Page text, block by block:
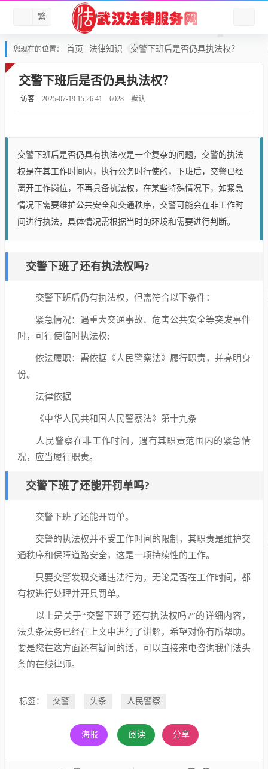
繁
您现在的位置： 首页 法律知识 交警下班后是否仍具执法权？
交警下班后是否仍具执法权？
访客 2025-07-19 15:26:41 6028 默认
交警下班后是否仍具有执法权是一个复杂的问题，交警的执法
权是在其工作时间内，执行公务时行使的，下班后，交警已经
离开工作岗位，不再具备执法权，在某些特殊情况下，如紧急
情况下需要维护公共安全和交通秩序，交警可能会在非工作时
间进行执法，具体情况需根据当时的环境和需要进行判断。
交警下班了还有执法权吗?
交警下班后仍有执法权，但需符合以下条件：
紧急情况：遇重大交通事故、危害公共安全等突发事件
时，可行使临时执法权;
依法履职：需依据《人民警察法》履行职责，并亮明身
份。
法律依据
《中华人民共和国人民警察法》第十九条
人民警察在非工作时间，遇有其职责范围内的紧急情
况，应当履行职责。
交警下班了还能开罚单吗?
交警下班了还能开罚单。
交警的执法权并不受工作时间的限制，其职责是维护交
通秩序和保障道路安全，这是一项持续性的工作。
只要交警发现交通违法行为，无论是否在工作时间，都
有权进行处理并开具罚单。
以上是关于“交警下班了还有执法权吗?”的详细内容，
法头条法务已经在上文中进行了讲解，希望对你有所帮助。
要是您在这方面还有疑问的话，可以直接来电咨询我们法头
条的在线律师。
标签： 交警 头条 人民警察
海报 阅读 分享